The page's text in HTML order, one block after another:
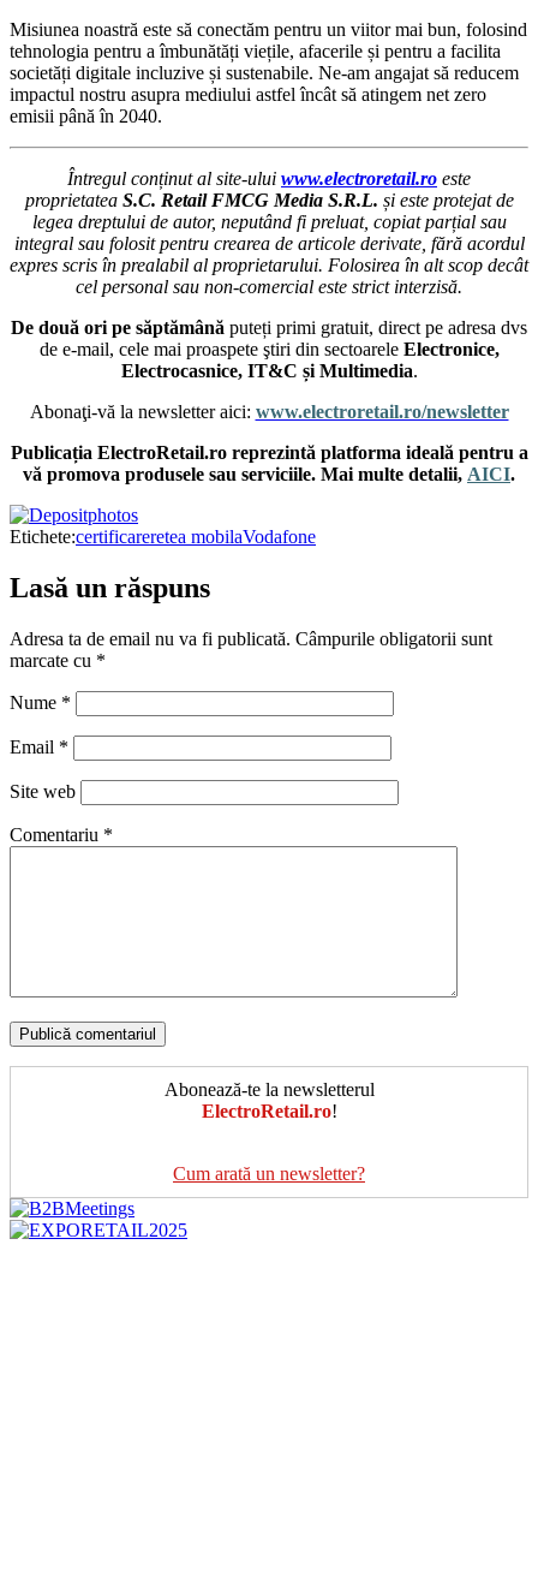
Misiunea noastră este să conectăm pentru un viitor mai bun, folosind
tehnologia pentru a îmbunătăți viețile, afacerile și pentru a facilita
societăți digitale incluzive și sustenabile. Ne-am angajat să reducem
impactul nostru asupra mediului astfel încât să atingem net zero
emisii până în 2040.
Întregul conținut al site-ului www.electroretail.ro este
proprietatea S.C. Retail FMCG Media S.R.L. și este protejat de
legea dreptului de autor, neputând fi preluat, copiat parțial sau
integral sau folosit pentru crearea de articole derivate, fără acordul
expres scris în prealabil al proprietarului. Folosirea în alt scop decât
cel personal sau non-comercial este strict interzisă.
De două ori pe săptămână puteți primi gratuit, direct pe adresa dvs
de e-mail, cele mai proaspete ştiri din sectoarele Electronice,
Electrocasnice, IT&C și Multimedia.
Abonaţi-vă la newsletter aici: www.electroretail.ro/newsletter
Publicația ElectroRetail.ro reprezintă platforma ideală pentru a
vă promova produsele sau serviciile. Mai multe detalii, AICI.
Etichete:certificareretea mobilaVodafone
Lasă un răspuns
Adresa ta de email nu va fi publicată. Câmpurile obligatorii sunt
marcate cu *
Nume *
Email *
Site web
Comentariu *
Abonează-te la newsletterul
ElectroRetail.ro!
Cum arată un newsletter?